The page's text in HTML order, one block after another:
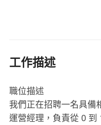
工作描述
職位描述
我們正在招聘一名具備
運營經理，負責從 0 到